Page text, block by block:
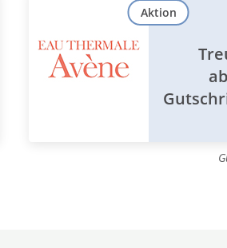
Aktion